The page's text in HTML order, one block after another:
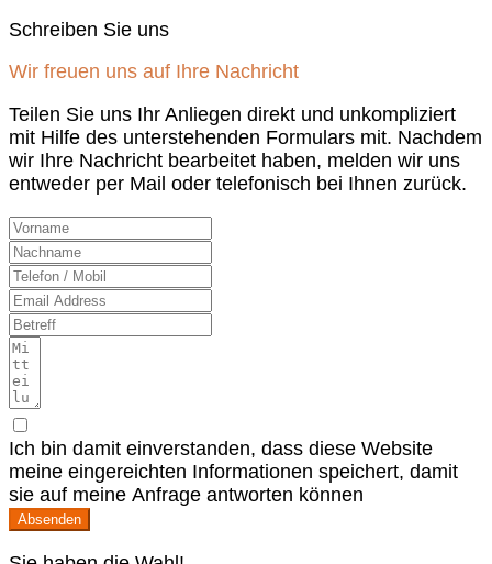
Schreiben Sie uns
Wir freuen uns auf Ihre Nachricht
Teilen Sie uns Ihr Anliegen direkt und unkompliziert
mit Hilfe des unterstehenden Formulars mit. Nachdem
wir Ihre Nachricht bearbeitet haben, melden wir uns
entweder per Mail oder telefonisch bei Ihnen zurück.
Ich bin damit einverstanden, dass diese Website
meine eingereichten Informationen speichert, damit
sie auf meine Anfrage antworten können
Absenden